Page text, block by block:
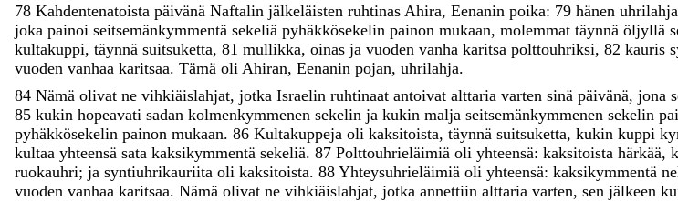
78 Kahdentenatoista päivänä Naftalin jälkeläisten ruhtinas Ahira, Eenanin poika: 79 hänen
joka painoi seitsemänkymmentä sekeliä pyhäkkösekelin painon mukaan, molemmat täynnä öljyllä
kultakuppi, täynnä suitsuketta, 81 mullikka, oinas ja vuoden vanha karitsa polttouhriksi, 82 kauris
vuoden vanhaa karitsaa. Tämä oli Ahiran, Eenanin pojan, uhrilahja.
84 Nämä olivat ne vihkiäislahjat, jotka Israelin ruhtinaat antoivat alttaria varten sinä päivänä, jona
85 kukin hopeavati sadan kolmenkymmenen sekelin ja kukin malja seitsemänkymmenen sekelin
pyhäkkösekelin painon mukaan. 86 Kultakuppeja oli kaksitoista, täynnä suitsuketta, kukin kuppi
kultaa yhteensä sata kaksikymmentä sekeliä. 87 Polttouhrieläimiä oli yhteensä: kaksitoista härkää,
ruokauhri; ja syntiuhrikauriita oli kaksitoista. 88 Yhteysuhrieläimiä oli yhteensä: kaksikymmentä
vuoden vanhaa karitsaa. Nämä olivat ne vihkiäislahjat, jotka annettiin alttaria varten, sen jälkeen